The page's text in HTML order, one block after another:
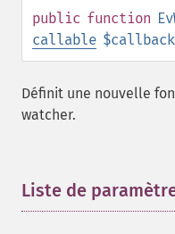
public function
callable $callback
Définit une nouvelle
watcher.
Liste de